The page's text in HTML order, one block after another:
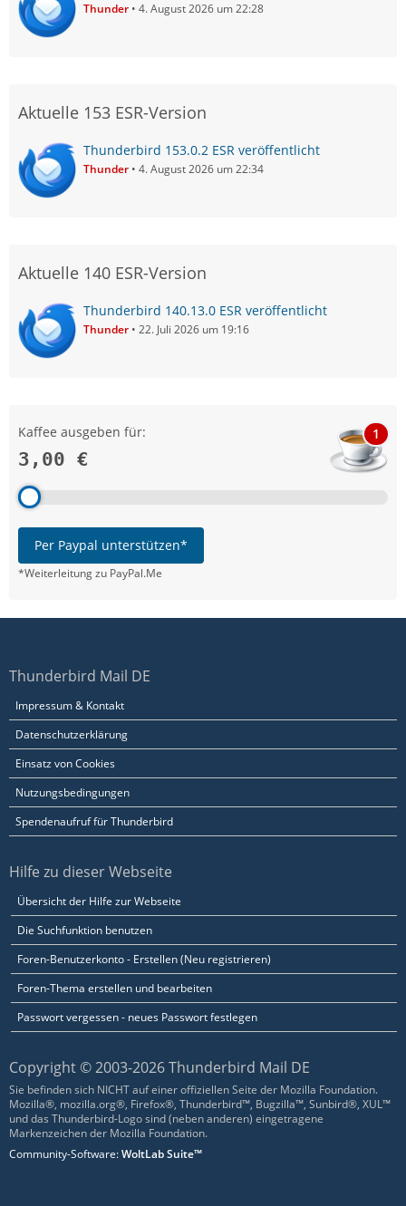
Thunder 4. August 2026 um 22:28
Aktuelle 153 ESR-Version
Thunderbird 153.0.2 ESR veröffentlicht
Thunder 4. August 2026 um 22:34
Aktuelle 140 ESR-Version
Thunderbird 140.13.0 ESR veröffentlicht
Thunder 22. Juli 2026 um 19:16
Kaffee ausgeben für:
3,00 €
1
Per Paypal unterstützen*
*Weiterleitung zu PayPal.Me
Thunderbird Mail DE
Impressum & Kontakt
Datenschutzerklärung
Einsatz von Cookies
Nutzungsbedingungen
Spendenaufruf für Thunderbird
Hilfe zu dieser Webseite
Übersicht der Hilfe zur Webseite
Die Suchfunktion benutzen
Foren-Benutzerkonto - Erstellen (Neu registrieren)
Foren-Thema erstellen und bearbeiten
Passwort vergessen - neues Passwort festlegen
Copyright © 2003-2026 Thunderbird Mail DE
Sie befinden sich NICHT auf einer offiziellen Seite der Mozilla Foundation.
Mozilla®, mozilla.org®, Firefox®, Thunderbird™, Bugzilla™, Sunbird®, XUL™
und das Thunderbird-Logo sind (neben anderen) eingetragene
Markenzeichen der Mozilla Foundation.
Community-Software:WoltLab Suite™